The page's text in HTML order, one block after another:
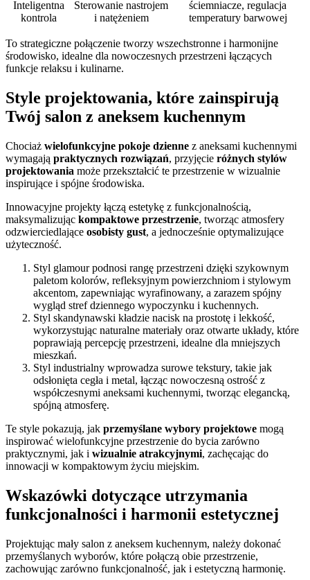
Inteligentna
kontrola
Sterowanie nastrojem
i natężeniem
ściemniacze, regulacja
temperatury barwowej
To strategiczne połączenie tworzy wszechstronne i harmonijne
środowisko, idealne dla nowoczesnych przestrzeni łączących
funkcje relaksu i kulinarne.
Style projektowania, które zainspirują
Twój salon z aneksem kuchennym
Chociaż wielofunkcyjne pokoje dzienne z aneksami kuchennymi
wymagają praktycznych rozwiązań, przyjęcie różnych stylów
projektowania może przekształcić te przestrzenie w wizualnie
inspirujące i spójne środowiska.
Innowacyjne projekty łączą estetykę z funkcjonalnością,
maksymalizując kompaktowe przestrzenie, tworząc atmosfery
odzwierciedlające osobisty gust, a jednocześnie optymalizujące
użyteczność.
Styl glamour podnosi rangę przestrzeni dzięki szykownym
paletom kolorów, refleksyjnym powierzchniom i stylowym
akcentom, zapewniając wyrafinowany, a zarazem spójny
wygląd stref dziennego wypoczynku i kuchennych.
Styl skandynawski kładzie nacisk na prostotę i lekkość,
wykorzystując naturalne materiały oraz otwarte układy, które
poprawiają percepcję przestrzeni, idealne dla mniejszych
mieszkań.
Styl industrialny wprowadza surowe tekstury, takie jak
odsłonięta cegła i metal, łącząc nowoczesną ostrość z
współczesnymi aneksami kuchennymi, tworząc elegancką,
spójną atmosferę.
Te style pokazują, jak przemyślane wybory projektowe mogą
inspirować wielofunkcyjne przestrzenie do bycia zarówno
praktycznymi, jak i wizualnie atrakcyjnymi, zachęcając do
innowacji w kompaktowym życiu miejskim.
Wskazówki dotyczące utrzymania
funkcjonalności i harmonii estetycznej
Projektując mały salon z aneksem kuchennym, należy dokonać
przemyślanych wyborów, które połączą obie przestrzenie,
zachowując zarówno funkcjonalność, jak i estetyczną harmonię.